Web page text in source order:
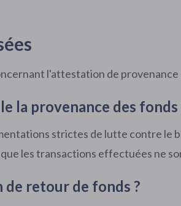
l'attestation de provenance
la provenance des fonds
strictes de lutte contre
les transactions effectuées ne
retour de fonds ?